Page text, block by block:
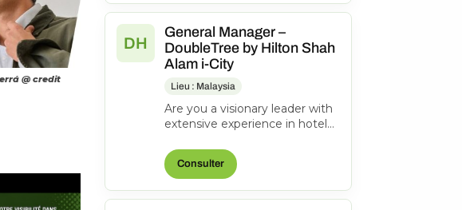
@ credit
DH
General Manager –
DoubleTree by Hilton Shah
Alam i-City
Lieu : Malaysia
Are you a visionary leader with
extensive experience in hotel
driving operational success...
Consulter